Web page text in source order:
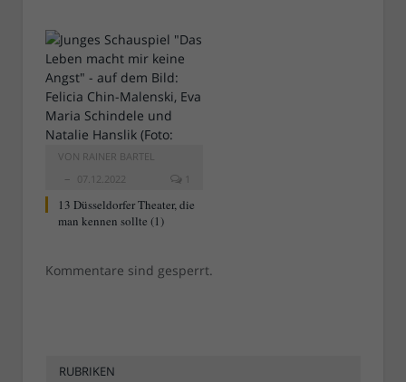
VON RAINER BARTEL
07.12.2022
1
13 Düsseldorfer Theater, die
man kennen sollte (1)
Kommentare sind gesperrt.
RUBRIKEN